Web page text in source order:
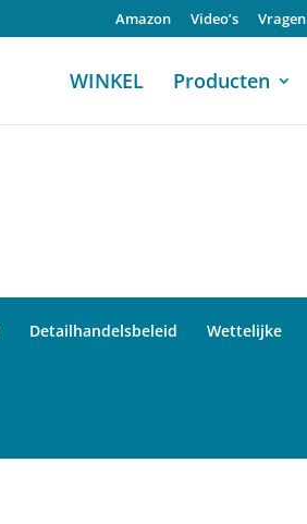
Amazon Video’s Vragen
WINKEL Producten
Detailhandelsbeleid Wettelijke